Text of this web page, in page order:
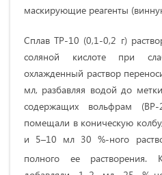
маскирующие реагенты
Сплав ТР-10 (0,1-0,2 г)
соляной кислоте при
охлажденный раствор
мл, разбавляя водой до
содержащих вольфрам
помещали в коническую
и 5–10 мл 30 %-ного
полного ее растворения.